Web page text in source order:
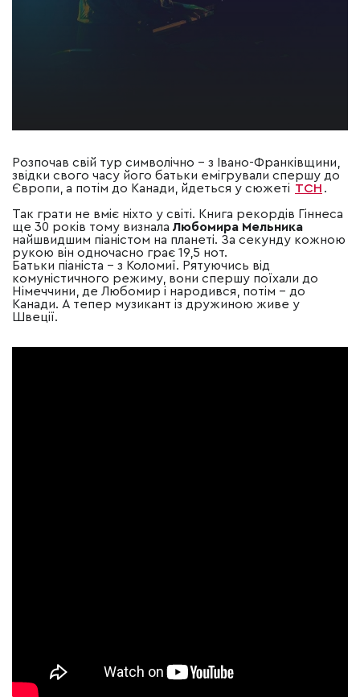
Розпочав свій тур символічно – з Івано-Франківщини,
звідки свого часу його батьки емігрували спершу до
Європи, а потім до Канади, йдеться у сюжеті ТСН .
Так грати не вміє ніхто у світі. Книга рекордів Гіннеса
ще 30 років тому визнала Любомира Мельника
найшвидшим піаністом на планеті. За секунду кожною
рукою він одночасно грає 19,5 нот.
Батьки піаніста – з Коломиї. Рятуючись від
комуністичного режиму, вони спершу поїхали до
Німеччини, де Любомир і народився, потім – до
Канади. А тепер музикант із дружиною живе у
Швеції.